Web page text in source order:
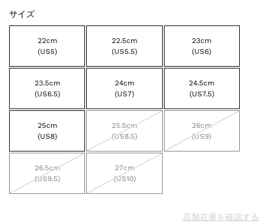
サイズ
22cm
(US5)
22.5cm
(US5.5)
23cm
(US6)
23.5cm
(US6.5)
24cm
(US7)
24.5cm
(US7.5)
25cm
(US8)
25.5cm
(US8.5)
26cm
(US9)
26.5cm
(US9.5)
27cm
(US10)
店舗在庫を確認する